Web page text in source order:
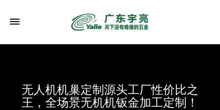
无人机机巢定制源头工厂性价比之
王，全场景无机机钣金加工定制！